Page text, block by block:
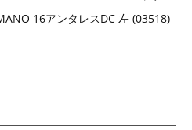
16アンタレスDC 左 (03518)